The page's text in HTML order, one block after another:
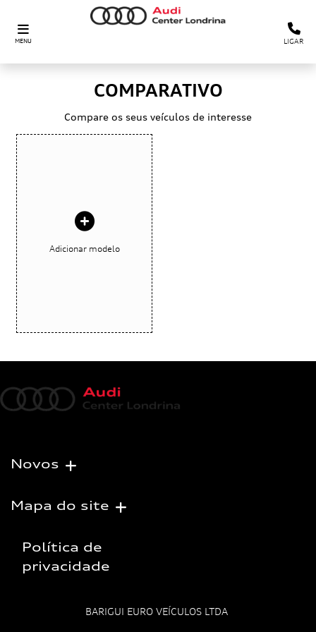
MENU LIGAR
COMPARATIVO
Compare os seus veículos de interesse
Adicionar modelo
Novos
Mapa do site
Política de
privacidade
BARIGUI EURO VEÍCULOS LTDA